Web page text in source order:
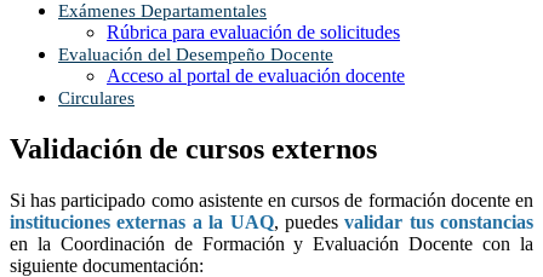
Exámenes Departamentales
Rúbrica para evaluación de solicitudes
Evaluación del Desempeño Docente
Acceso al portal de evaluación docente
Circulares
Validación de cursos externos
Si has participado como asistente en cursos de formación docente en
instituciones externas a la UAQ, puedesvalidar tus constancias
en la Coordinación de Formación y Evaluación Docente con la
siguiente documentación: